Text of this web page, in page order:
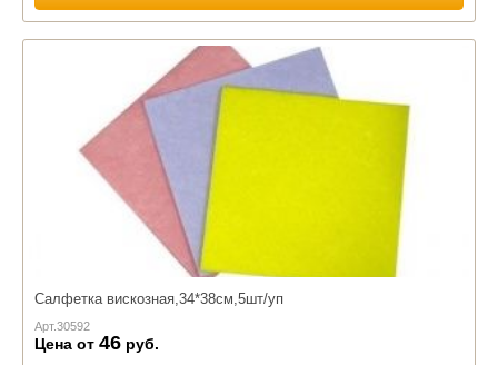
Салфетка вискозная,34*38см,5шт/уп
Арт.30592
Цена от 46 руб.